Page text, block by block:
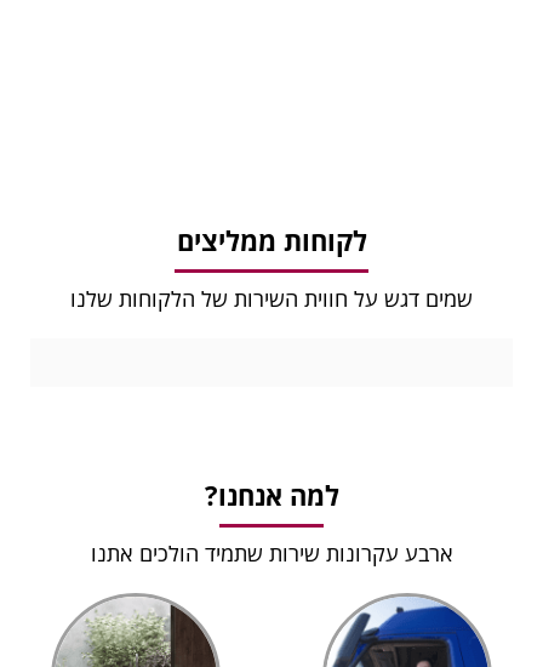
לקוחות ממליצים
שמים דגש על חווית השירות של הלקוחות שלנו
למה אנחנו?
ארבע עקרונות שירות שתמיד הולכים אתנו